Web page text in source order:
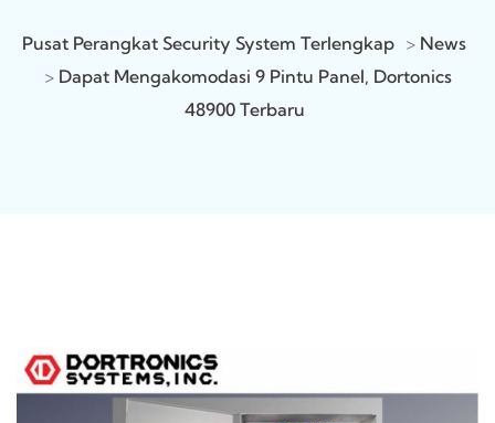
Pusat Perangkat Security System Terlengkap > News
> Dapat Mengakomodasi 9 Pintu Panel, Dortonics
48900 Terbaru